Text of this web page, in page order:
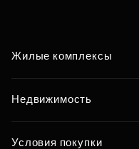
Жилые комплексы
Недвижимость
Условия покупки